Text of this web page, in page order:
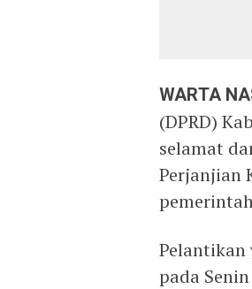
WARTA
(DPRD)
selamat
Perjanjian
Pelantikan
pada